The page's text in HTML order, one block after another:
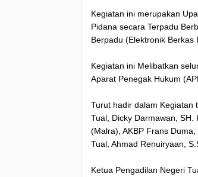
Kegiatan ini merupakan
Pidana secara Terpadu
Berpadu (Elektronik Berkas
Kegiatan ini Melibatkan
Aparat Penegak Hukum
Turut hadir dalam Kegiatan
Tual, Dicky Darmawan, SH.
(Malra), AKBP Frans
Tual, Ahmad Renuiryaan,
Ketua Pengadilan Negeri